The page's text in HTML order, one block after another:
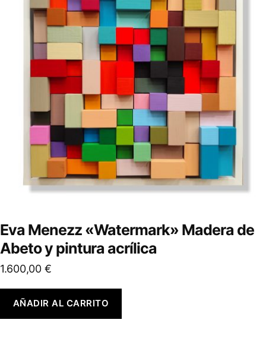
Eva Menezz «Watermark» Madera de
Abeto y pintura acrílica
1.600,00 €
AÑADIR AL CARRITO